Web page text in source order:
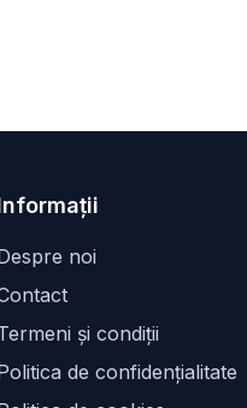
noi
și condiții
de confidențialitate